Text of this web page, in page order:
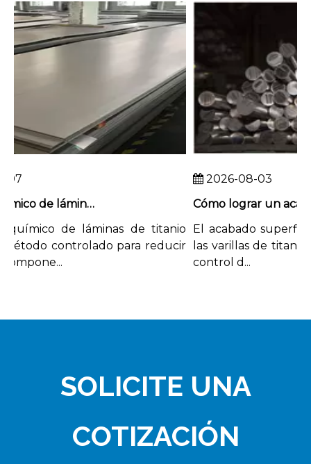
Fresado químico de láminas de titanio para aplicaciones de peso crítico
de láminas de titanio
controlado para reducir
2026-08-03
El acabado
las varillas de titanio
control d...
SOLICITE UNA
COTIZACIÓN